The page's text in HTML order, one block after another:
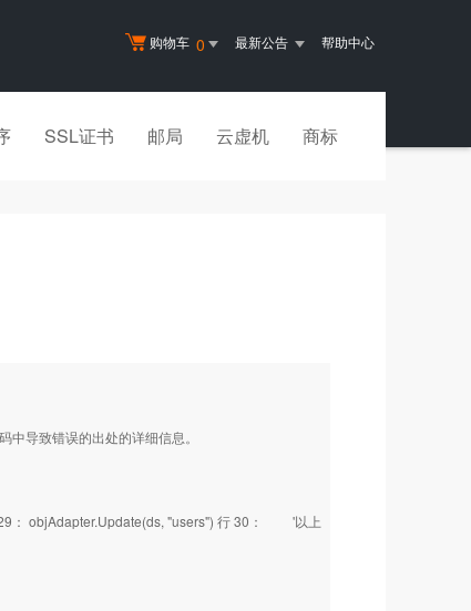
购物车 0 最新公告 帮助中心
SSL证书 邮局 云虚机 商标
导致错误的出处的详细信息。
： objAdapter.Update(ds, "users") 行 30： '以上